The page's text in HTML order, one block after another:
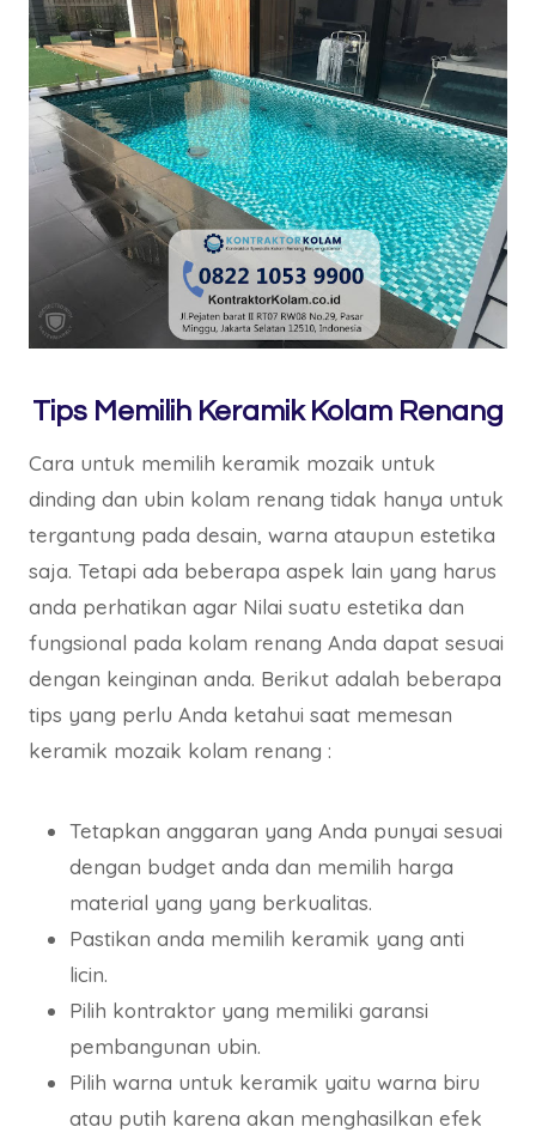
Tips Memilih Keramik Kolam Renang
Cara untuk memilih keramik mozaik untuk
dinding dan ubin kolam renang tidak hanya untuk
tergantung pada desain, warna ataupun estetika
saja. Tetapi ada beberapa aspek lain yang harus
anda perhatikan agar Nilai suatu estetika dan
fungsional pada kolam renang Anda dapat sesuai
dengan keinginan anda. Berikut adalah beberapa
tips yang perlu Anda ketahui saat memesan
keramik mozaik kolam renang :
Tetapkan anggaran yang Anda punyai sesuai
dengan budget anda dan memilih harga
material yang yang berkualitas.
Pastikan anda memilih keramik yang anti
licin.
Pilih kontraktor yang memiliki garansi
pembangunan ubin.
Pilih warna untuk keramik yaitu warna biru
atau putih karena akan menghasilkan efek